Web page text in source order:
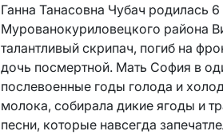
Ганна Танасовна Чубач родилась
Мурованокуриловецкого района
талантливый скрипач, погиб на
дочь посмертной. Мать София в
послевоенные годы голода и
молока, собирала дикие ягоды и
песни, которые навсегда